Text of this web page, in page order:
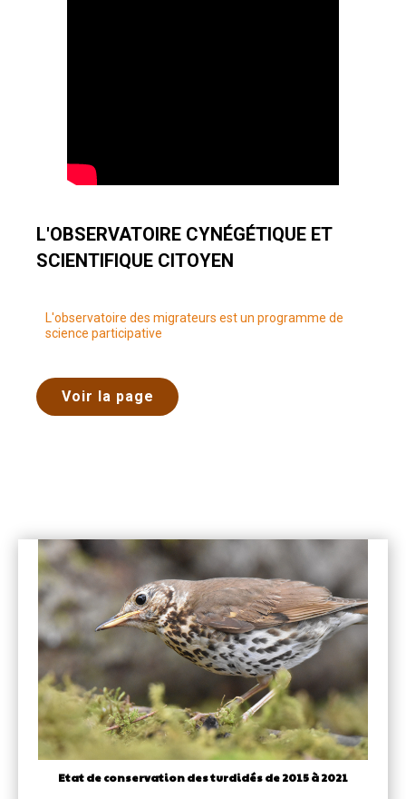
L'OBSERVATOIRE CYNÉGÉTIQUE ET
SCIENTIFIQUE CITOYEN
L'observatoire des migrateurs est un programme de
science participative
Voir la page
Etat de conservation des turdidés de 2015 à 2021